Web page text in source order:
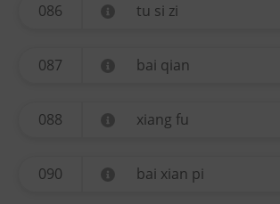
086 tu si zi
087 bai qian
088 xiang fu
090 bai xian pi